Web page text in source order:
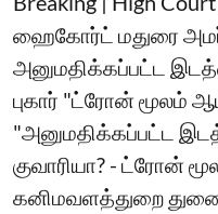
ஹைகோர்ட் மதுரை
அனுமதிக்கப்பட்ட
புகார் "ட்ரோன் மூலம்
"அனுமதிக்கப்பட்ட
குவாரியா? - ட்ரோன்
கனிமவளத்துறை